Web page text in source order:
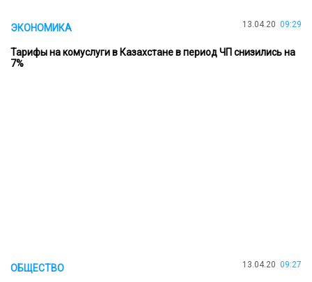
ЭКОНОМИКА 13.04.20 09:29
Тарифы на комуслуги в Казахстане в период ЧП снизились на
7%
ОБЩЕСТВО 13.04.20 09:27